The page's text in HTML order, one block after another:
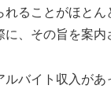
れることがほとん
、その旨を案内
ルバイト収入があ